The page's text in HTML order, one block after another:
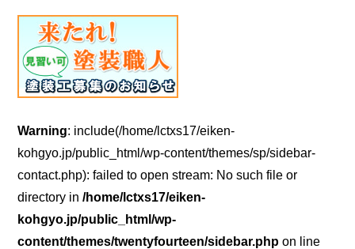
Warning: include(/home/lctxs17/eiken-
kohgyo.jp/public_html/wp-content/themes/sp/sidebar-
contact.php): failed to open stream: No such file or
directory in/home/lctxs17/eiken-
kohgyo.jp/public_html/wp-
content/themes/twentyfourteen/sidebar.php on line